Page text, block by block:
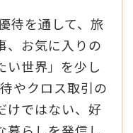
待を通して、旅
、お気に入りの
い世界」を少し
やクロス取引の
けではない、好